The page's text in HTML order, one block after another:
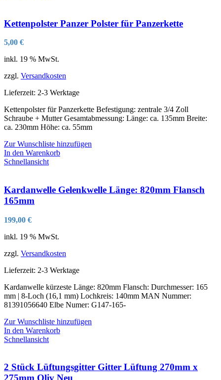
Kettenpolster Panzer Polster für Panzerkette
5,00 €
inkl. 19 % MwSt.
zzgl. Versandkosten
Lieferzeit: 2-3 Werktage
Kettenpolster für Panzerkette Befestigung: zentrale 3/4 Zoll
Schraube + Mutter Gesamtabmessung: Länge: ca. 135mm Breite:
ca. 230mm Höhe: ca. 55mm
Zur Wunschliste hinzufügen
In den Warenkorb
Schnellansicht
Kardanwelle Gelenkwelle Länge: 820mm Flansch
165mm
199,00 €
inkl. 19 % MwSt.
zzgl. Versandkosten
Lieferzeit: 2-3 Werktage
Kardanwelle kürzeste Länge: 820mm Flansch: Durchmesser: 165
mm | 8-Loch (16,1 mm) Lochkreis: 140mm MAN Nummer:
81391056640 Elbe Numer: G147-165-
Zur Wunschliste hinzufügen
In den Warenkorb
Schnellansicht
2 Stück Lüftungsgitter Gitter Lüftung 270mm x